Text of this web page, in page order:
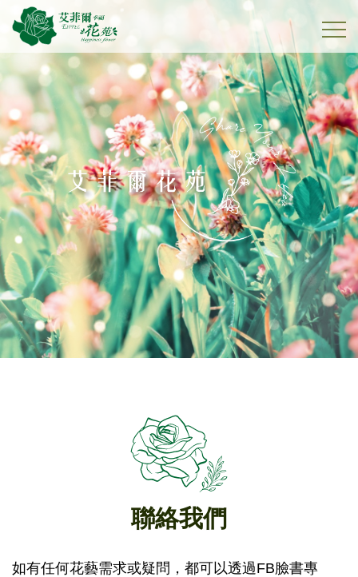
聯絡我們
如有任何花藝需求或疑問，都可以透過FB臉書專